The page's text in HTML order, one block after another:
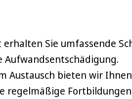
Sie umfassende
Austausch bieten wir
regelmäßige